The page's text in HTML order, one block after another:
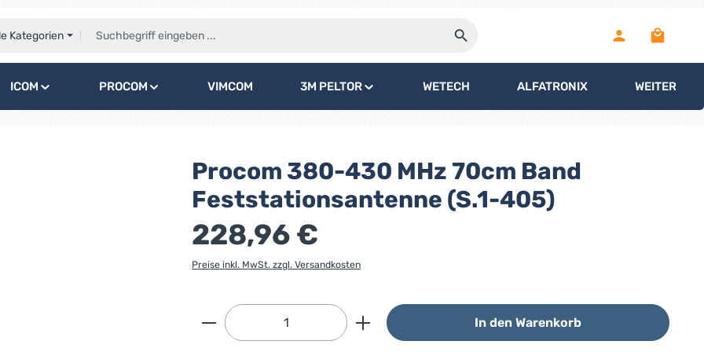
Kategorien
ICOM PROCOM VIMCOM 3M PELTOR WETECH ALFATRONIX WEITERE
Procom 380-430 MHz 70cm Band
Feststationsantenne (S.1-405)
228,96 €
Preise inkl. MwSt. zzgl. Versandkosten
Produkt Anzahl: Gib den gewünschten Wert ein oder
In den Warenkorb